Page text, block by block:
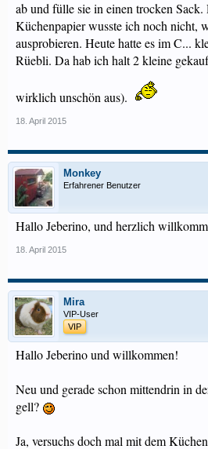
ab und fülle sie in einen trocken Sack.
Küchenpapier wusste ich noch nicht,
ausprobieren. Heute hatte es im C...
Rüebli. Da hab ich halt 2 kleine
wirklich unschön aus).
18. April 2015
Monkey
Erfahrener Benutzer
Hallo Jeberino, und herzlich
18. April 2015
Mira
VIP-User
VIP
Hallo Jeberino und willkommen!
Neu und gerade schon mittendrin in
gell?
Ja, versuchs doch mal mit dem